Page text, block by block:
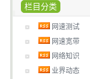
栏目分类
网速测试
网速宽带
网络知识
业界动态